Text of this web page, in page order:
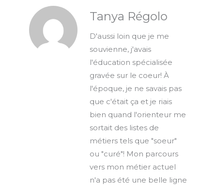
Tanya Régolo
D'aussi loin que je me
souvienne, j'avais
l'éducation spécialisée
gravée sur le coeur! À
l'époque, je ne savais pas
que c'était ça et je riais
bien quand l'orienteur me
sortait des listes de
métiers tels que "soeur"
ou "curé"! Mon parcours
vers mon métier actuel
n'a pas été une belle ligne